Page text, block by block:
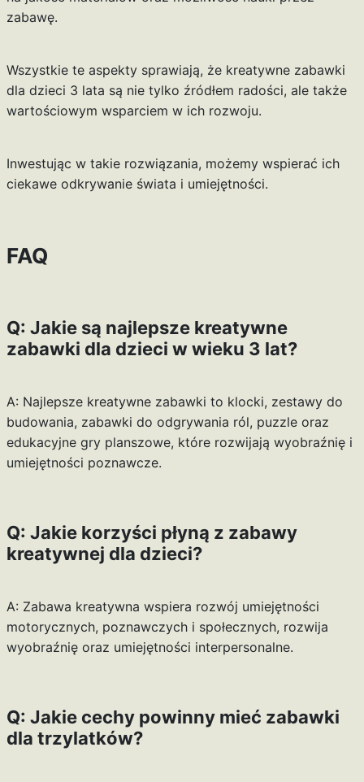
zabawę.
Wszystkie te aspekty sprawiają, że kreatywne zabawki
dla dzieci 3 lata są nie tylko źródłem radości, ale także
wartościowym wsparciem w ich rozwoju.
Inwestując w takie rozwiązania, możemy wspierać ich
ciekawe odkrywanie świata i umiejętności.
FAQ
Q: Jakie są najlepsze kreatywne
zabawki dla dzieci w wieku 3 lat?
A: Najlepsze kreatywne zabawki to klocki, zestawy do
budowania, zabawki do odgrywania ról, puzzle oraz
edukacyjne gry planszowe, które rozwijają wyobraźnię i
umiejętności poznawcze.
Q: Jakie korzyści płyną z zabawy
kreatywnej dla dzieci?
A: Zabawa kreatywna wspiera rozwój umiejętności
motorycznych, poznawczych i społecznych, rozwija
wyobraźnię oraz umiejętności interpersonalne.
Q: Jakie cechy powinny mieć zabawki
dla trzylatków?